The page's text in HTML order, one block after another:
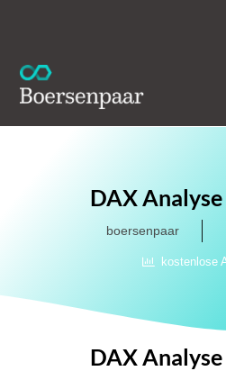
DAX
boersenpaar
kostenlose
DAX